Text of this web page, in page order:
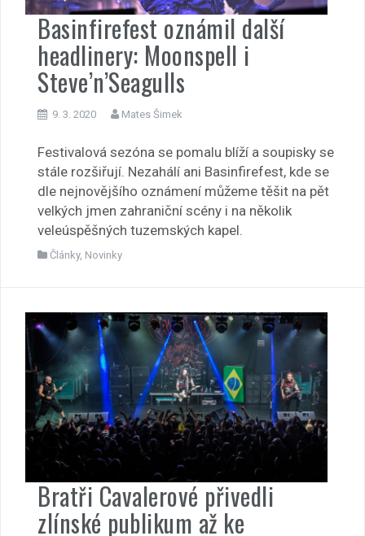
Basinfirefest oznámil další
headlinery: Moonspell i
Steve’n’Seagulls
9. 3. 2020 Mates Šimek
Festivalová sezóna se pomalu blíží a soupisky se
stále rozšiřují. Nezahálí ani Basinfirefest, kde se
dle nejnovějšího oznámení můžeme těšit na pět
velkých jmen zahraniční scény i na několik
veleúspěšných tuzemských kapel.
Články, Novinky
Bratři Cavalerové přivedli
zlínské publikum až ke